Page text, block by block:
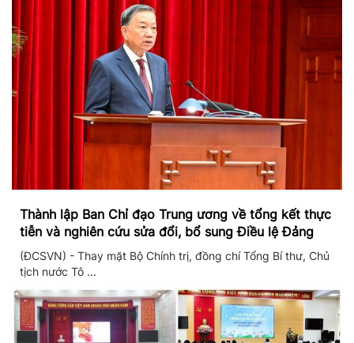
Thành lập Ban Chỉ đạo Trung ương về tổng kết thực
tiễn và nghiên cứu sửa đổi, bổ sung Điều lệ Đảng
(ĐCSVN) - Thay mặt Bộ Chính trị, đồng chí Tổng Bí thư, Chủ
tịch nước Tô ...